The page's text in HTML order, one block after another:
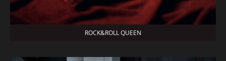
ROCK&ROLL QUEEN